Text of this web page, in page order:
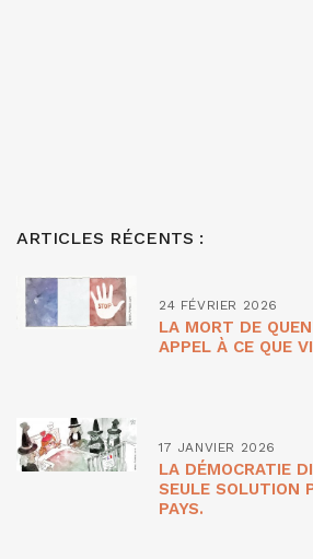
ARTICLES RÉCENTS :
24 FÉVRIER 2026
LA MORT DE
APPEL À CE QUE
17 JANVIER 2026
LA DÉMOCRATIE
SEULE SOLUTION
PAYS.